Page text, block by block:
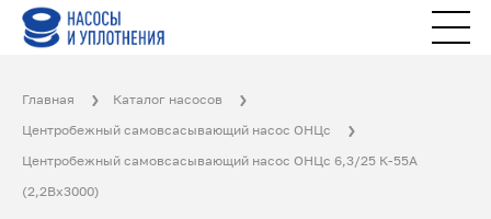
Главная
Каталог насосов
Центробежный самовсасывающий насос ОНЦс
Центробежный самовсасывающий насос ОНЦс 6,3/25 К-55А
(2,2Вх3000)